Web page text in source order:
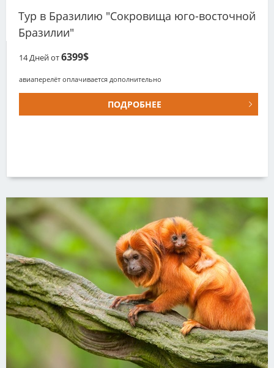
Тур в Бразилию "Сокровища юго-восточной
Бразилии"
14Дней от6399$
авиаперелёт оплачивается дополнительно
ПОДРОБНЕЕ